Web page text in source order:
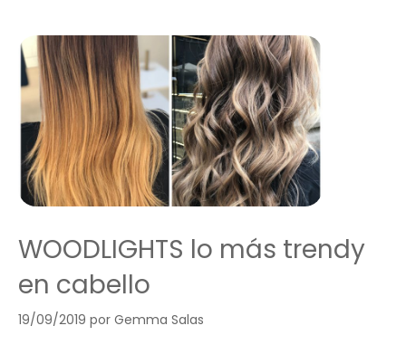
WOODLIGHTS lo más trendy
en cabello
19/09/2019 por Gemma Salas